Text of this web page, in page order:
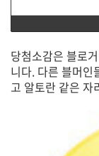
당첨소감은 블로
니다. 다른 블머인
고 알토란 같은